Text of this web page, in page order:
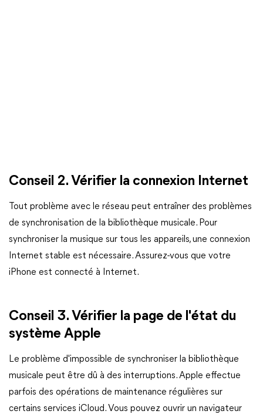
Conseil 2. Vérifier la connexion Internet
Tout problème avec le réseau peut entraîner des problèmes
de synchronisation de la bibliothèque musicale. Pour
synchroniser la musique sur tous les appareils, une connexion
Internet stable est nécessaire. Assurez-vous que votre
iPhone est connecté à Internet.
Conseil 3. Vérifier la page de l'état du
système Apple
Le problème d'impossible de synchroniser la bibliothèque
musicale peut être dû à des interruptions. Apple effectue
parfois des opérations de maintenance régulières sur
certains services iCloud. Vous pouvez ouvrir un navigateur